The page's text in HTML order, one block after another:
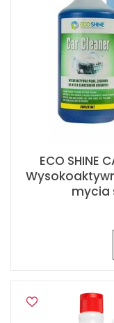
ECO SHINE
mycia